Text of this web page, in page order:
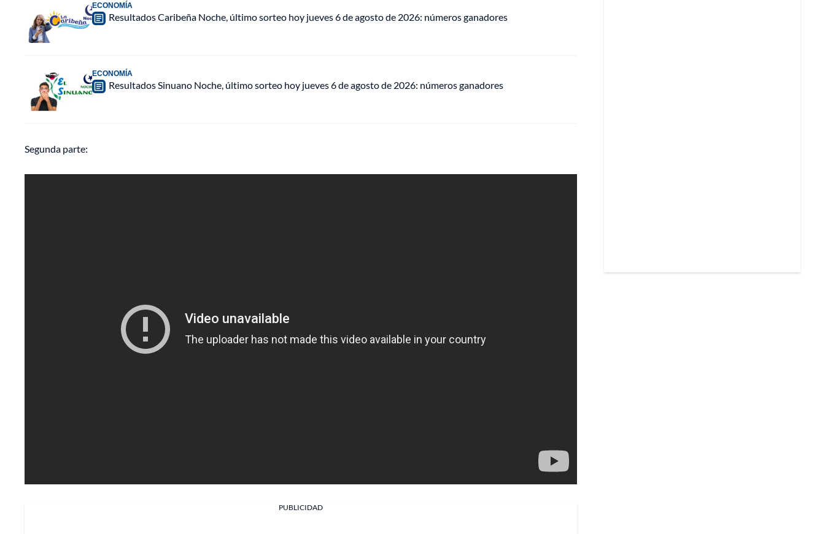
ECONOMÍA
Resultados Caribeña Noche, último sorteo hoy jueves 6 de agosto de 2026: números ganadores
ECONOMÍA
Resultados Sinuano Noche, último sorteo hoy jueves 6 de agosto de 2026: números ganadores
Segunda parte:
PUBLICIDAD